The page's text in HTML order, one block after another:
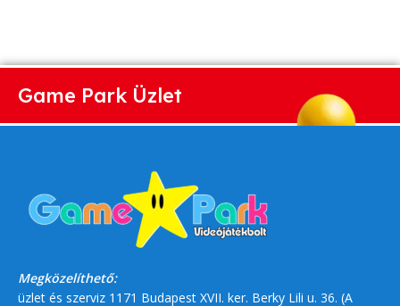
Game Park Üzlet
Megközelíthető:
üzlet és szerviz 1171 Budapest XVII. ker. Berky Lili u. 36. (A